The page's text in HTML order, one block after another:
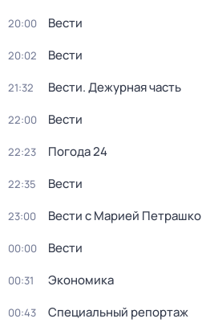
20:00 Вести
20:02 Вести
21:32 Вести. Дежурная часть
22:00 Вести
22:23 Погода 24
22:35 Вести
23:00 Вести с Марией Петрашко
00:00 Вести
00:31 Экономика
00:43 Специальный репортаж